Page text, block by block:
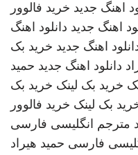
اهنگ جدید خرید فالوور
اهنگ جدید دانلود اهنگ
اهنگ جدید خرید بک
دانلود اهنگ جدید حمید
خرید بک لینک خرید بک
بک لینک خرید فالوور
مترجم انگلیسی فارسی
فارسی حمید هیراد